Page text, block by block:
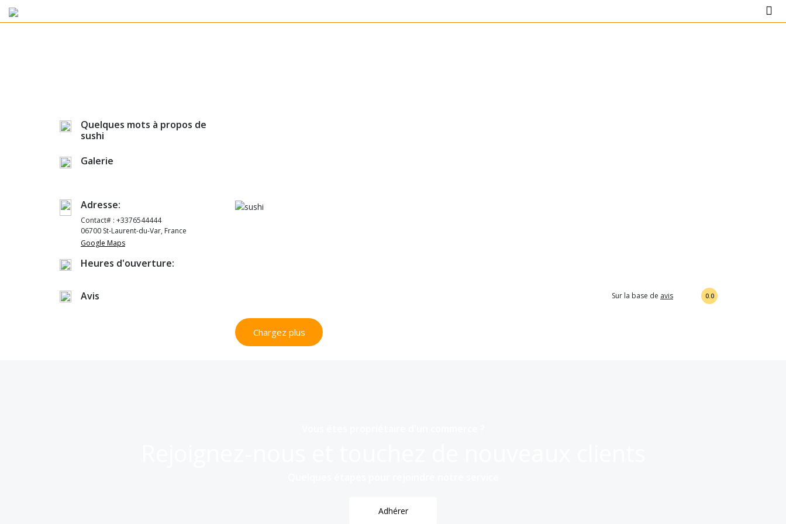
Quelques mots à propos de
sushi
Galerie
Adresse:
Contact# : +3376544444
06700 St-Laurent-du-Var, France
Google Maps
Heures d'ouverture:
Avis Sur la base de avis 0.0
Chargez plus
Adhérer